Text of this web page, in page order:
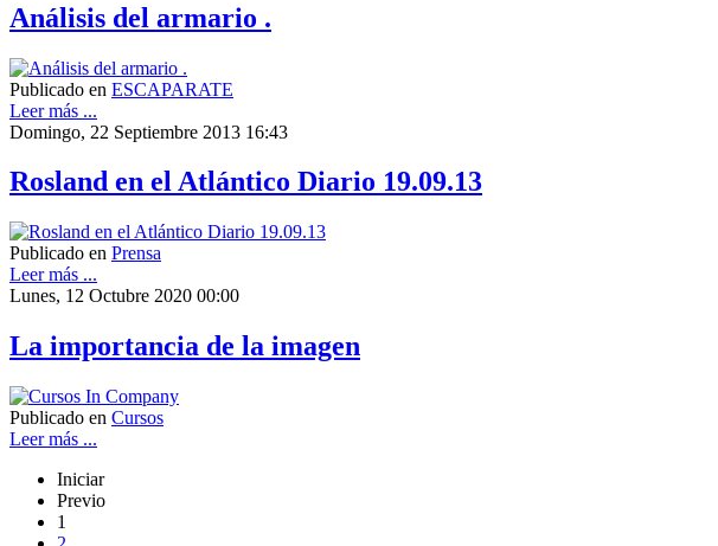
Análisis del armario .
Publicado en ESCAPARATE
Leer más ...
Domingo, 22 Septiembre 2013 16:43
Rosland en el Atlántico Diario 19.09.13
Publicado en Prensa
Leer más ...
Lunes, 12 Octubre 2020 00:00
La importancia de la imagen
Publicado en Cursos
Leer más ...
Iniciar
Previo
1